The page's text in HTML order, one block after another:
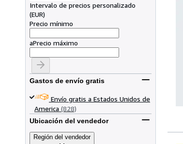
Intervalo de precios personalizado
(EUR)
Precio mínimo
aPrecio máximo
Gastos de envío gratis
Envío gratis a Estados Unidos de
America (828)
Ubicación del vendedor
Región del vendedor